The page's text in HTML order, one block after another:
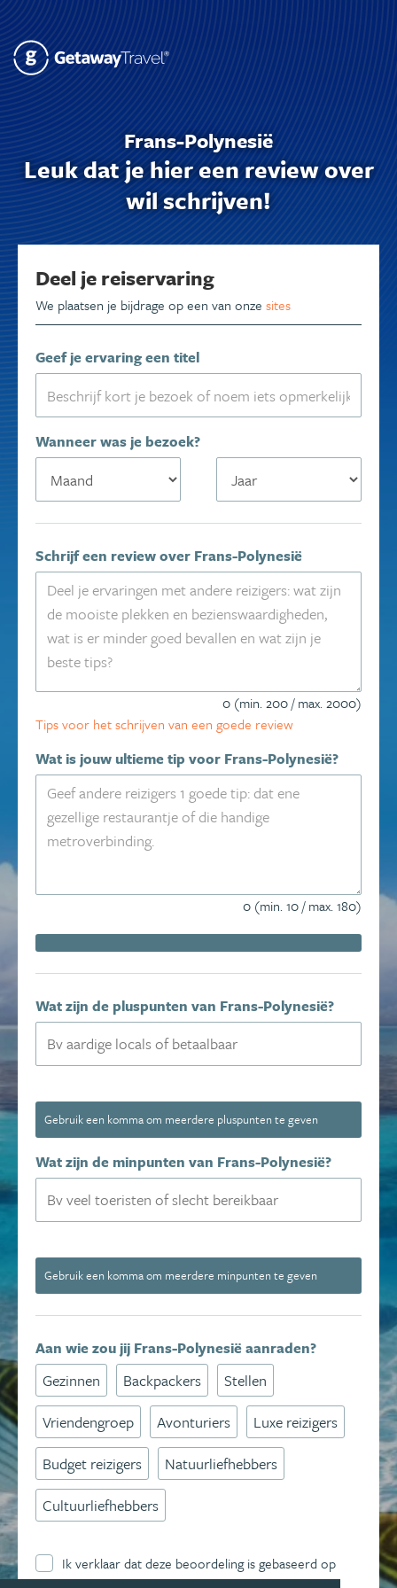
Frans-Polynesië
Leuk dat je hier een review over
wil schrijven!
Deel je reiservaring
We plaatsen je bijdrage op een van onze sites
Geef je ervaring een titel
Wanneer was je bezoek?
Schrijf een review over Frans-Polynesië
0 (min. 200 / max. 2000)
Tips voor het schrijven van een goede review
Wat is jouw ultieme tip voor Frans-Polynesië?
0 (min. 10 / max. 180)
Wat zijn de pluspunten van Frans-Polynesië?
Gebruik een komma om meerdere pluspunten te geven
Wat zijn de minpunten van Frans-Polynesië?
Gebruik een komma om meerdere minpunten te geven
Aan wie zou jij Frans-Polynesië aanraden?
Gezinnen Backpackers
Stellen
Vriendengroep
Avonturiers
Luxe reizigers
Budget reizigers
Natuurliefhebbers
Cultuurliefhebbers
Ik verklaar dat deze beoordeling is gebaseerd op